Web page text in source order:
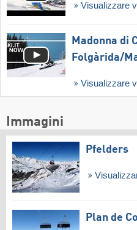
Visualizzare
Madonna di
Folgàrida/​
Visualizzare
Immagini
Pfelders
Plan de